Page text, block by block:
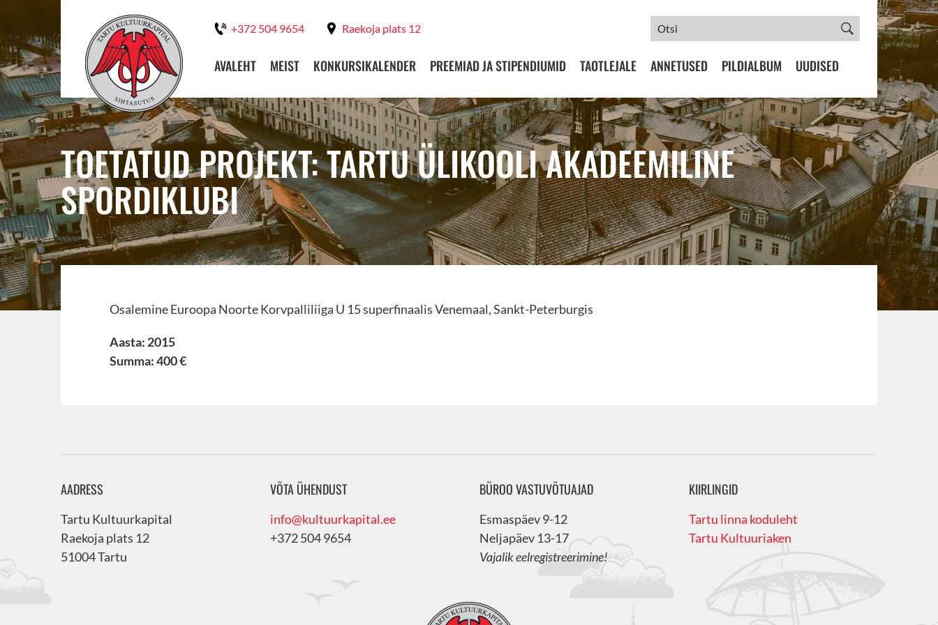
+372 504 9654 Raekoja plats 12
AVALEHT MEIST KONKURSIKALENDER PREEMIAD JA STIPENDIUMID TAOTLEJALE ANNETUSED PILDIALBUM UUDISED
TOETATUD PROJEKT: TARTU ÜLIKOOLI AKADEEMILINE
SPORDIKLUBI
Osalemine Euroopa Noorte Korvpalliliiga U 15 superfinaalis Venemaal, Sankt-Peterburgis
Aasta: 2015
Summa: 400 €
AADRESS
Tartu Kultuurkapital
Raekoja plats 12
51004 Tartu
VÕTA ÜHENDUST
info@kultuurkapital.ee
+372 504 9654
BÜROO VASTUVÕTUAJAD
Esmaspäev 9-12
Neljapäev 13-17
Vajalik eelregistreerimine!
KIIRLINGID
Tartu linna koduleht
Tartu Kultuuriaken